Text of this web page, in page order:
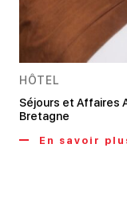
HÔTEL
Séjours et Affaires
Bretagne
En savoir